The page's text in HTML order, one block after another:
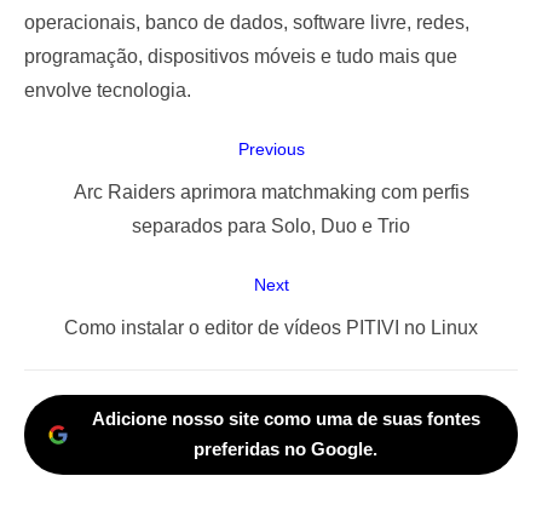
operacionais, banco de dados, software livre, redes,
programação, dispositivos móveis e tudo mais que
envolve tecnologia.
Previous
Previous
Arc Raiders aprimora matchmaking com perfis
separados para Solo, Duo e Trio
Next
Next
Como instalar o editor de vídeos PITIVI no Linux
Adicione nosso site como uma de suas fontes
preferidas no Google.